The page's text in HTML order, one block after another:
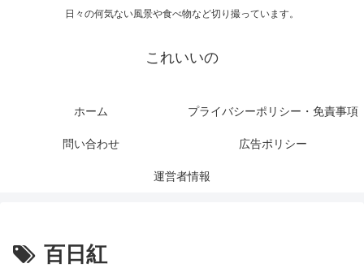
日々の何気ない風景や食べ物など切り撮っています。
これいいの
ホーム プライバシーポリシー・免責事項
問い合わせ 広告ポリシー
運営者情報
百日紅